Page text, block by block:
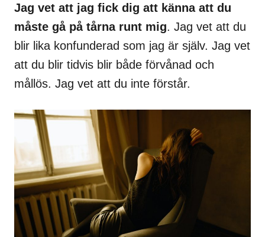
Jag vet att jag fick dig att känna att du
måste gå på tårna runt mig. Jag vet att du
blir lika konfunderad som jag är själv. Jag vet
att du blir tidvis blir både förvånad och
mållös. Jag vet att du inte förstår.